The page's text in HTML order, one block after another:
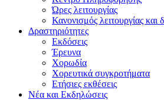
Ώρες λειτουργίας
Κανονισμός λειτουργίας και
Δραστηριότητες
Εκδόσεις
Έρευνα
Χορωδία
Χορευτικά συγκροτήματα
Ετήσιες εκθέσεις
Νέα και Εκδηλώσεις